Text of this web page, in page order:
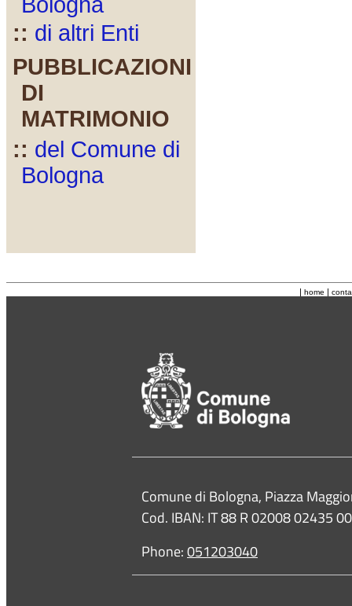
:: di altri Enti
PUBBLICAZIONI
DI
MATRIMONIO
:: del Comune di
Bologna
| home |
Contacts
Comune di Bologna, Piazza
Cod. IBAN: IT 88 R 02008 02435
Phone:051203040